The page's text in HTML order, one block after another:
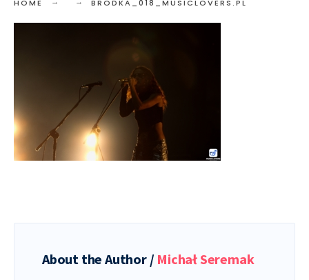
HOME BRODKA_018_MUSICLOVERS.PL
About the Author / Michał Seremak